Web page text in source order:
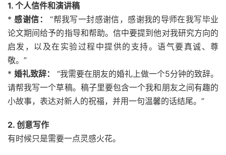
1. 个人信件和演讲稿
*感谢信：
“帮我写一封感谢信，感谢我的导师在我写毕业
论文期间给予的指导和帮助。信中要提到他对我研究方向的
启发，以及在实验过程中提供的支持。语气要真诚、尊
敬。”
* 婚礼致辞：
“我需要在朋友的婚礼上做一个5分钟的致辞。
请帮我写一个草稿。稿子里要包含一个我和朋友之间有趣的
小故事，表达对新人的祝福，并用一句温馨的话结尾。”
2. 创意写作
有时候只是需要一点灵感火花。